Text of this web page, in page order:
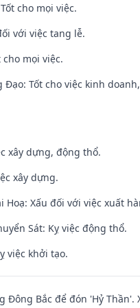
cho mọi việc.
với việc tang lễ.
mọi việc.
Đạo: Tốt cho việc kinh
xây dựng, động thổ.
xây dựng.
Hoạ: Xấu đối với việc xuất
Sát: Kỵ việc động thổ.
việc khởi tạo.
Đông Bắc để đón 'Hỷ